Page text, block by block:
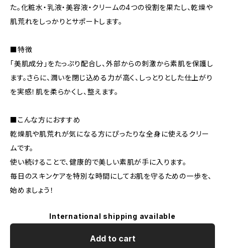
た。化粧水・乳液・美容液・クリームの4つの役割を果たし、乾燥や
肌荒れをしっかりとサポートします。
■特徴
「美肌成分」をたっぷり配合し、外部からの刺激から素肌を保護し
ます。さらに、潤いを閉じ込める力が高く、しっとりとした仕上がり
を実感！肌を柔らかくし、整えます。
■こんな方におすすめ
乾燥肌や肌荒れが気になる方にぴったりな全身に使えるクリー
ムです。
使い続けることで、健康的で美しい素肌が手に入ります。
毎日のスキンケアを特別な時間にしてお肌を守るための一歩を、
始めましょう！
International shipping available
Add to cart